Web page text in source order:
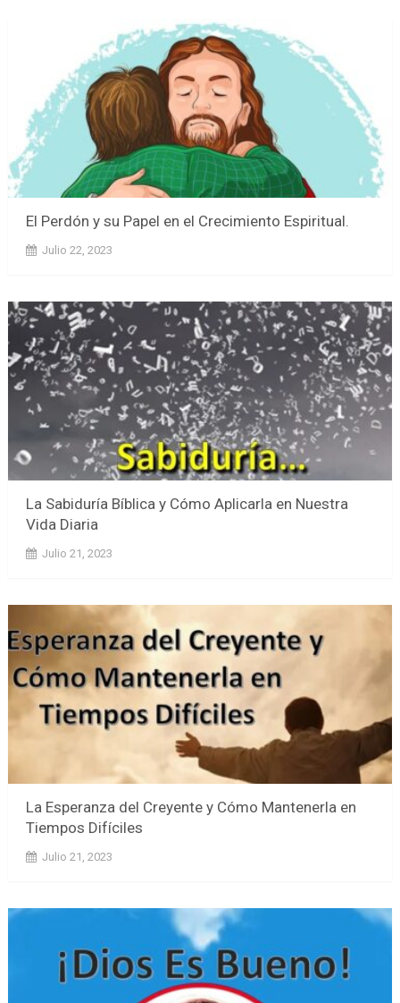
El Perdón y su Papel en el Crecimiento Espiritual.
Julio 22, 2023
La Sabiduría Bíblica y Cómo Aplicarla en Nuestra
Vida Diaria
Julio 21, 2023
La Esperanza del Creyente y Cómo Mantenerla en
Tiempos Difíciles
Julio 21, 2023